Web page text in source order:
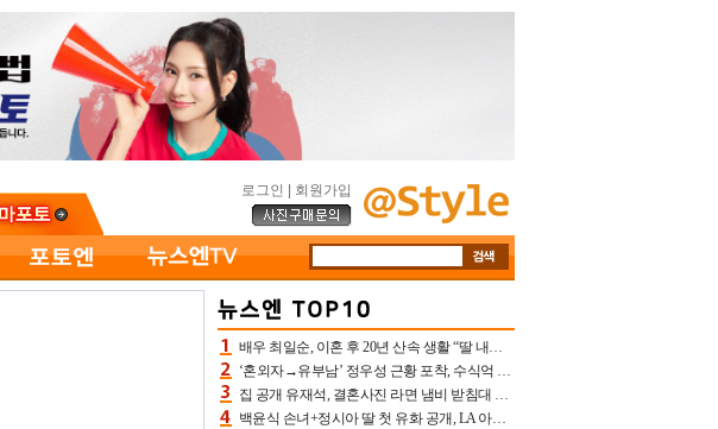
로그인 회원가입
배우 최일순, 이혼 후 20년 산속 생활 “딸 내가 버렸다고 원망‥맘 아파”(특종)[어제TV]
‘혼외자→유부남’ 정우성 근황 포착, 수식억 해킹 피해 후배 만났다 “존경하는”
집 공개 유재석, 결혼사진 라면 냄비 받침대 되고 분노‥가족사진도 피해(놀뭐)[어제TV]
백윤식 손녀+정시아 딸 첫 유화 공개, LA 아트쇼→서울국제조각페스타 작가다운 수준급 실력